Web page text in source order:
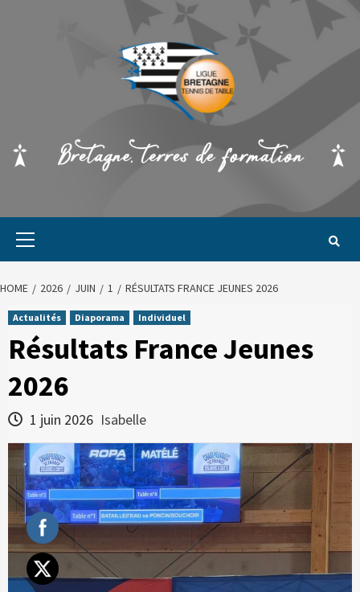
HOME 2026 JUIN 1 RÉSULTATS FRANCE JEUNES 2026
Actualités Diaporama Individuel
Résultats France Jeunes
2026
1 juin 2026 Isabelle